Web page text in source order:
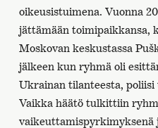
oikeusistuimena. Vuonna
jättämään toimipaikkansa,
Moskovan keskustassa
jälkeen kun ryhmä oli
Ukrainan tilanteesta,
Vaikka häätö tulkittiin
vaikeuttamispyrkimyksenä